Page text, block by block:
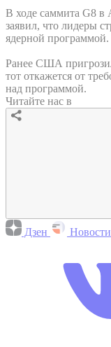
В ходе саммита G8
заявил, что лидеры
ядерной программой.
Ранее США
тот откажется от
над программой.
Читайте нас в
Дзен Новости